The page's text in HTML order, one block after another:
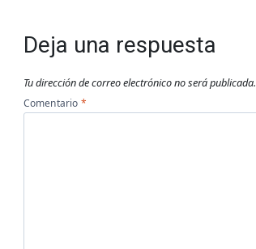
Deja una respuesta
Tu dirección de correo electrónico no será publicada.
Comentario *